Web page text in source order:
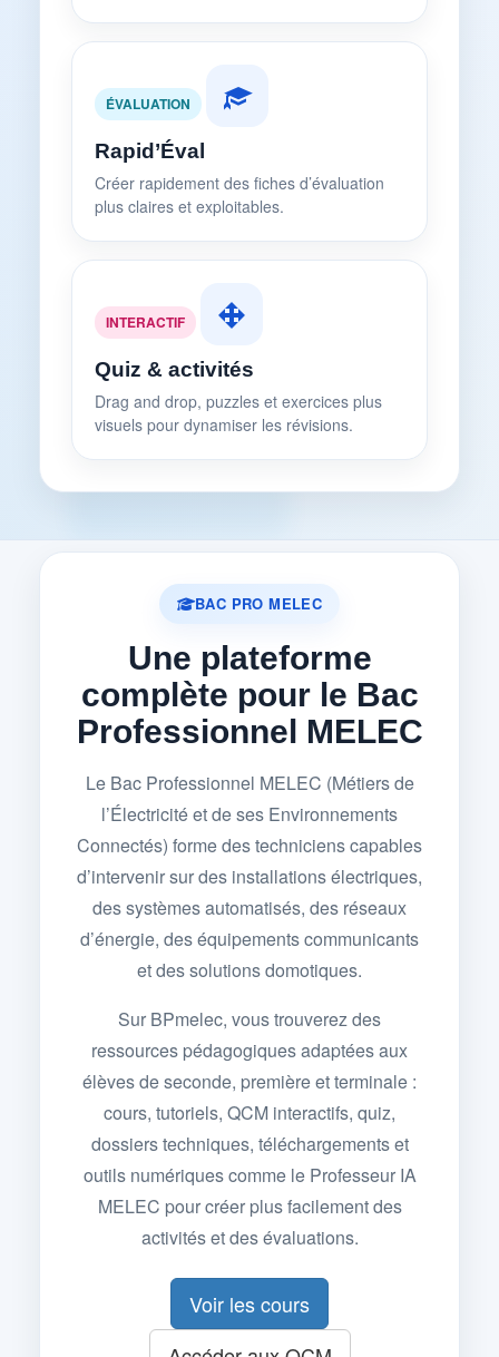
ÉVALUATION
Rapid’Éval
Créer rapidement des fiches d’évaluation
plus claires et exploitables.
INTERACTIF
Quiz & activités
Drag and drop, puzzles et exercices plus
visuels pour dynamiser les révisions.
BAC PRO MELEC
Une plateforme
complète pour le Bac
Professionnel MELEC
Le Bac Professionnel MELEC (Métiers de
l’Électricité et de ses Environnements
Connectés) forme des techniciens capables
d’intervenir sur des installations électriques,
des systèmes automatisés, des réseaux
d’énergie, des équipements communicants
et des solutions domotiques.
Sur BPmelec, vous trouverez des
ressources pédagogiques adaptées aux
élèves de seconde, première et terminale :
cours, tutoriels, QCM interactifs, quiz,
dossiers techniques, téléchargements et
outils numériques comme le Professeur IA
MELEC pour créer plus facilement des
activités et des évaluations.
Voir les cours